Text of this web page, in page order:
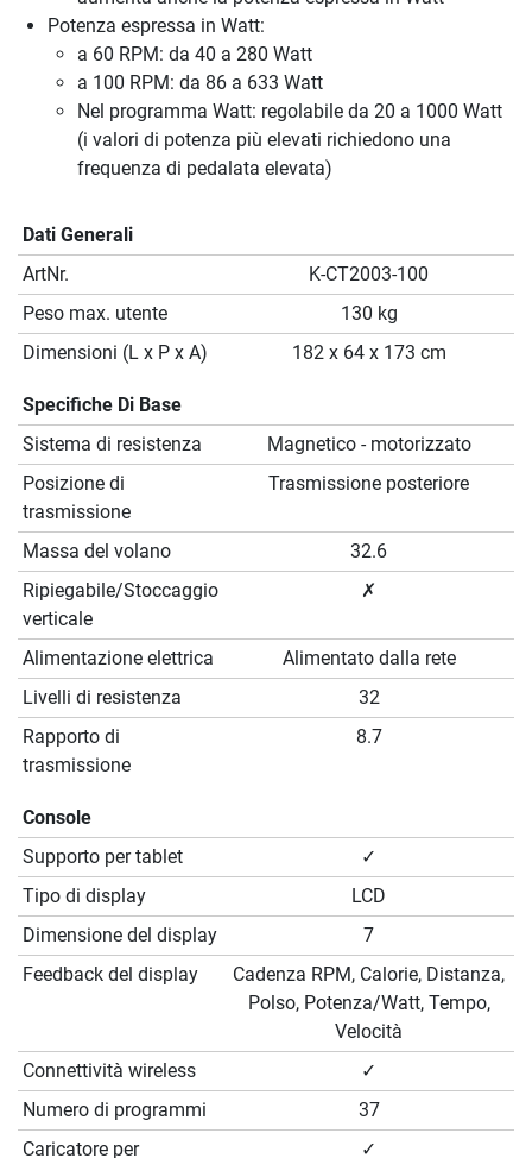
Potenza espressa in Watt:
a 60 RPM: da 40 a 280 Watt
a 100 RPM: da 86 a 633 Watt
Nel programma Watt: regolabile da 20 a 1000 Watt
(i valori di potenza più elevati richiedono una
frequenza di pedalata elevata)
Dati Generali
ArtNr.
K-CT2003-100
Peso max. utente
130 kg
Dimensioni (L x P x A)
182 x 64 x 173 cm
Specifiche Di Base
Sistema di resistenza
Magnetico - motorizzato
Posizione di
trasmissione
Trasmissione posteriore
Massa del volano
32.6
Ripiegabile/Stoccaggio
verticale
✗
Alimentazione elettrica
Alimentato dalla rete
Livelli di resistenza
32
Rapporto di
trasmissione
8.7
Console
Supporto per tablet
✓
Tipo di display
LCD
Dimensione del display
7
Feedback del display
Cadenza RPM, Calorie, Distanza,
Polso, Potenza/Watt, Tempo,
Velocità
Connettività wireless
✓
Numero di programmi
37
Caricatore per
✓